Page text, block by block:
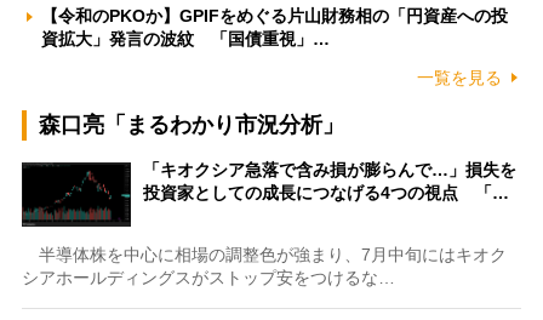
【令和のPKOか】GPIFをめぐる片山財務相の「円資産への投
資拡大」発言の波紋 「国債重視」…
一覧を見る
森口亮「まるわかり市況分析」
「キオクシア急落で含み損が膨らんで…」損失を
投資家としての成長につなげる4つの視点 「…
半導体株を中心に相場の調整色が強まり、7月中旬にはキオク
シアホールディングスがストップ安をつけるな…